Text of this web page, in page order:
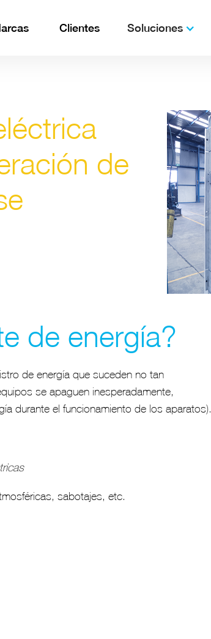
Clientes Soluciones
de
de energía?
de energía que suceden no tan
se apaguen inesperadamente,
durante el funcionamiento de los aparatos).
sabotajes, etc.